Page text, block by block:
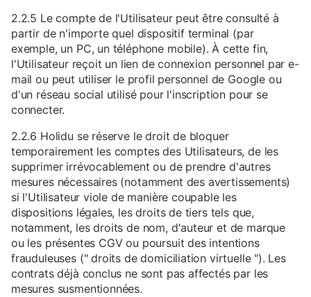
2.2.5 Le compte de l'Utilisateur peut être consulté à
partir de n'importe quel dispositif terminal (par
exemple, un PC, un téléphone mobile). À cette fin,
l'Utilisateur reçoit un lien de connexion personnel par e-
mail ou peut utiliser le profil personnel de Google ou
d'un réseau social utilisé pour l'inscription pour se
connecter.
2.2.6 Holidu se réserve le droit de bloquer
temporairement les comptes des Utilisateurs, de les
supprimer irrévocablement ou de prendre d'autres
mesures nécessaires (notamment des avertissements)
si l'Utilisateur viole de manière coupable les
dispositions légales, les droits de tiers tels que,
notamment, les droits de nom, d'auteur et de marque
ou les présentes CGV ou poursuit des intentions
frauduleuses (" droits de domiciliation virtuelle "). Les
contrats déjà conclus ne sont pas affectés par les
mesures susmentionnées.